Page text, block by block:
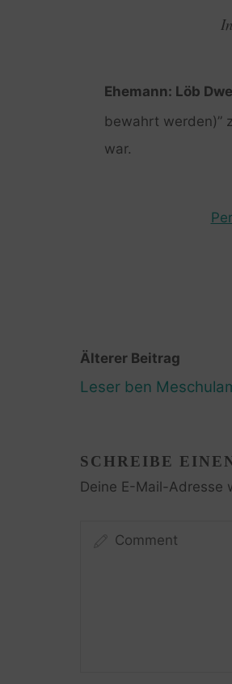
Ehemann: Löb
bewahrt werden)”
war.
Älterer Beitrag
Leser ben
SCHREIBE
Deine E-Mail-Adresse